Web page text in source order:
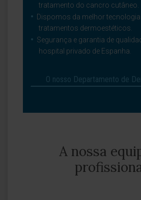
tratamento do cancro cutâneo.
Dispomos da melhor
tratamentos dermoestéticos.
Segurança e garantia de
hospital privado de Espanha.
O nosso Departamento de
A nossa